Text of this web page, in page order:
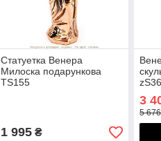
Статуетка Венера
Милоска подарункова
TS155
1 995₴
3
5